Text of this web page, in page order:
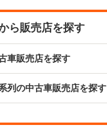
ら販売店を探す
車販売店を探す
列の中古車販売店を探す